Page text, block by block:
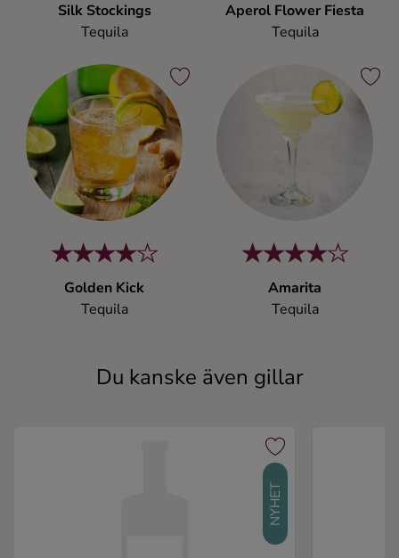
Silk Stockings
Tequila
Aperol Flower Fiesta
Tequila
Golden Kick
Tequila
Amarita
Tequila
Du kanske även gillar
NYHET